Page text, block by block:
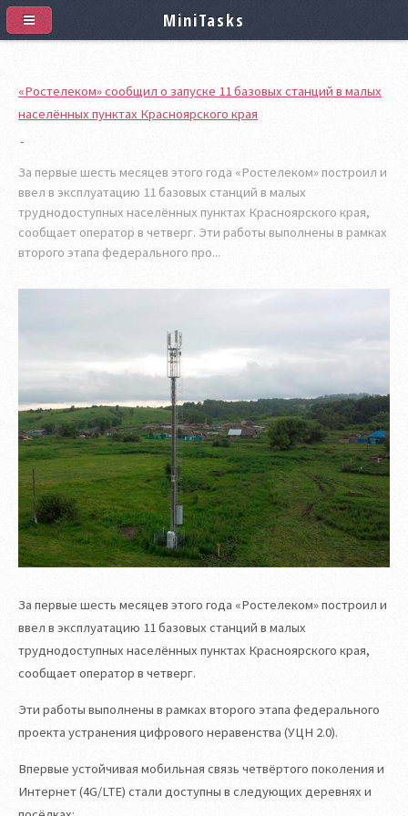
«Ростелеком» сообщил о запуске 11 базовых станций в малых
населённых пунктах Красноярского края
За первые шесть месяцев этого года «Ростелеком» построил и
ввел в эксплуатацию 11 базовых станций в малых
труднодоступных населённых пунктах Красноярского края,
сообщает оператор в четверг. Эти работы выполнены в рамках
второго этапа федерального про...
За первые шесть месяцев этого года «Ростелеком» построил и
ввел в эксплуатацию 11 базовых станций в малых
труднодоступных населённых пунктах Красноярского края,
сообщает оператор в четверг.
Эти работы выполнены в рамках второго этапа федерального
проекта устранения цифрового неравенства (УЦН 2.0).
Впервые устойчивая мобильная связь четвёртого поколения и
Интернет (4G/LTE) стали доступны в следующих деревнях и
MiniTasks